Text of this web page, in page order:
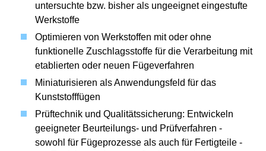
untersuchte bzw. bisher als ungeeignet eingestufte
Werkstoffe
Optimieren von Werkstoffen mit oder ohne
funktionelle Zuschlagsstoffe für die Verarbeitung mit
etablierten oder neuen Fügeverfahren
Miniaturisieren als Anwendungsfeld für das
Kunststofffügen
Prüftechnik und Qualitätssicherung: Entwickeln
geeigneter Beurteilungs- und Prüfverfahren -
sowohl für Fügeprozesse als auch für Fertigteile -